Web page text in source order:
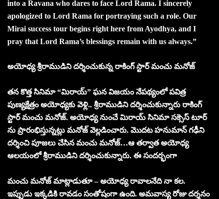
into a Ravana who dares to face Lord Rama. I sincerely
apologized to Lord Rama for portraying such a role. Our
Mirai success tour begins right here from Ayodhya, and I
pray that Lord Rama’s blessings remain with us always.”
అయోధ్య శ్రీరాముడిని దర్శించుకున్న రాకింగ్ స్టార్ మంచు మనోజ్
తన కొత్త సినిమా “మిరాయ్” ఘన విజయం నేపథ్యంలో పవిత్ర
పుణ్యక్షేత్రం అయోధ్యకు వెళ్లి.. శ్రీరాముడిని దర్శించుకున్నారు రాకింగ్
స్టార్ మంచు మనోజ్. అయోధ్య నుంచే మిరాయ్ సినిమా సక్సెస్ టూర్
ను ప్రారంభిస్తున్నట్లు మనోజ్ వెల్లడించారు. మొదట హనుమాన్ గఢీని
దర్శించి పూజలు చేసిన మంచు మనోజ్…ఆ తర్వాత అయోధ్య
ఆలయంలో శ్రీరాముడిని దర్శించుకున్నారు. ఈ సందర్భంగా
మంచు మనోజ్ మాట్లాడుతూ – అయోధ్య రావాలనేది నా కల.
ఇప్పుడు ఇక్కడికి రావడం సంతోషంగా ఉంది. అమవాస్య రోజు దర్శనం